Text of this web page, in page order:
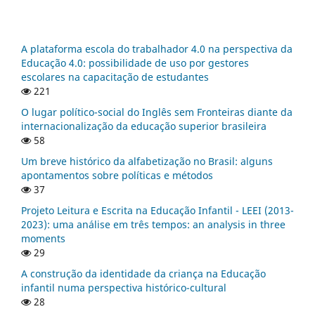
A plataforma escola do trabalhador 4.0 na perspectiva da
Educação 4.0: possibilidade de uso por gestores
escolares na capacitação de estudantes
221
O lugar político-social do Inglês sem Fronteiras diante da
internacionalização da educação superior brasileira
58
Um breve histórico da alfabetização no Brasil: alguns
apontamentos sobre políticas e métodos
37
Projeto Leitura e Escrita na Educação Infantil - LEEI (2013-
2023): uma análise em três tempos: an analysis in three
moments
29
A construção da identidade da criança na Educação
infantil numa perspectiva histórico-cultural
28